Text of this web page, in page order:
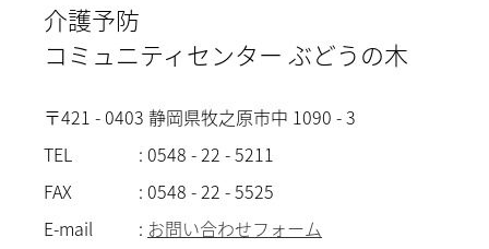
介護予防
コミュニティセンター ぶどうの木
〒421 - 0403 静岡県牧之原市中 1090 - 3
TEL
: 0548 - 22 - 5211
FAX
: 0548 - 22 - 5525
E-mail
: お問い合わせフォーム